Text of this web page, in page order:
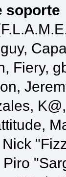
soporte
Fiery,